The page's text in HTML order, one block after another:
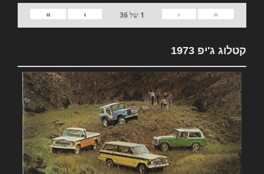
«
‹
1 של36
›
»
קטלוג ג'יפ 1973